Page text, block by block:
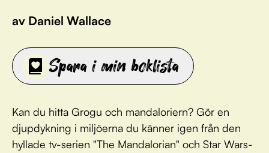
av Daniel Wallace
Spara i min boklista
Kan du hitta Grogu och mandaloriern? Gör en
djupdykning i miljöerna du känner igen från den
hyllade tv-serien "The Mandalorian" och Star Wars-